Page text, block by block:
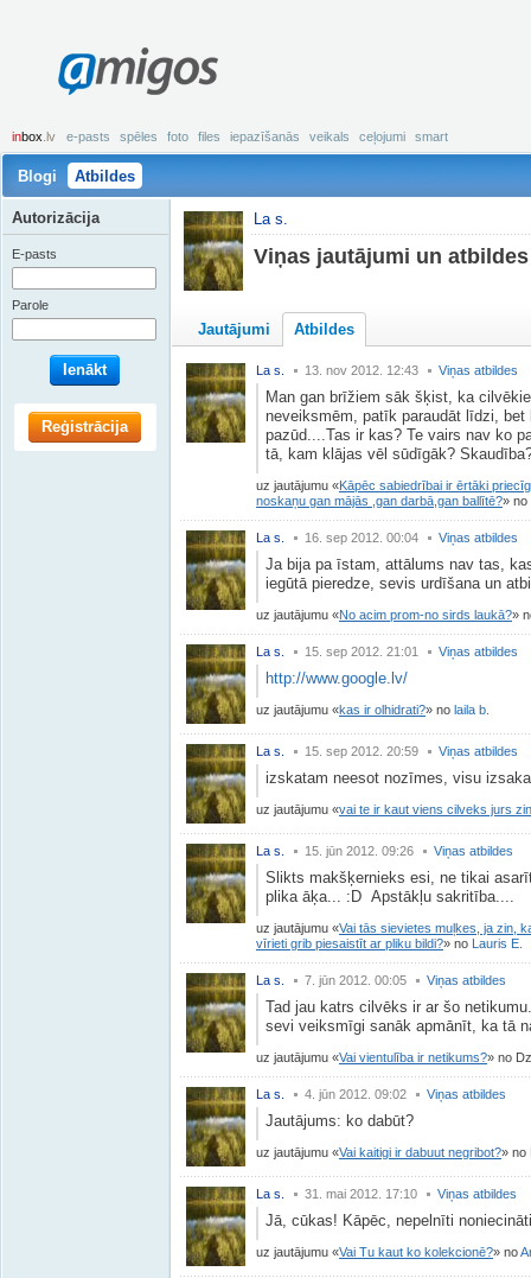
amigos
inbox .lv e-pasts spēles foto files iepazīšanās veikals ceļojumi smart
Blogi Atbildes
La s.
Viņas jautājumi un atbildes
Jautājumi Atbildes
La s. 13. nov 2012. 12:43 Viņas atbildes
Man gan brīžiem sāk šķist, ka
neveiksmēm, patīk paraudāt līdzi,
pazūd....Tas ir kas? Te vairs nav ko
tā, kam klājas vēl sūdīgāk?
uz jautājumu
Kāpēc sabiedrībai ir ērtāki
noskaņu gan mājās ,gan darbā,gan ballītē?
no
La s. 16. sep 2012. 00:04 Viņas atbildes
Ja bija pa īstam, attālums nav tas,
iegūtā pieredze, sevis urdīšana un
uz jautājumu No acim prom-no sirds laukā?
La s. 15. sep 2012. 21:01 Viņas atbildes
http://www.google.lv/
uz jautājumu kas ir olhidrati? no laila b.
La s. 15. sep 2012. 20:59 Viņas atbildes
izskatam neesot nozīmes, visu
uz jautājumu vai te ir kaut viens cilveks jurs
La s. 15. jūn 2012. 09:26 Viņas atbildes
Slikts makšķernieks esi, ne tikai
plika āķa... :D Apstākļu sakritība....
uz jautājumu
Vai tās sievietes muļkes, ja zin,
vīrieti grib piesaistīt ar pliku bildi?
no Lauris E.
La s. 7. jūn 2012. 00:05 Viņas atbildes
Tad jau katrs cilvēks ir ar šo
sevi veiksmīgi sanāk apmānīt, ka tā
uz jautājumu Vai vientulība ir netikums? no
La s. 4. jūn 2012. 09:02 Viņas atbildes
Jautājums: ko dabūt?
uz jautājumu Vai kaitigi ir dabuut negribot? no
La s. 31. mai 2012. 17:10 Viņas atbildes
Jā, cūkas! Kāpēc, nepelnīti
uz jautājumu Vai Tu kaut ko kolekcionē? no
Autorizācija
E-pasts
Parole
Ienākt
Reģistrācija